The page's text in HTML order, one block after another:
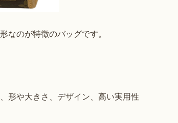
のが特徴のバッグです。
形や大きさ、デザイン、高い実用性